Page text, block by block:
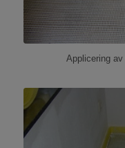
Applicering av